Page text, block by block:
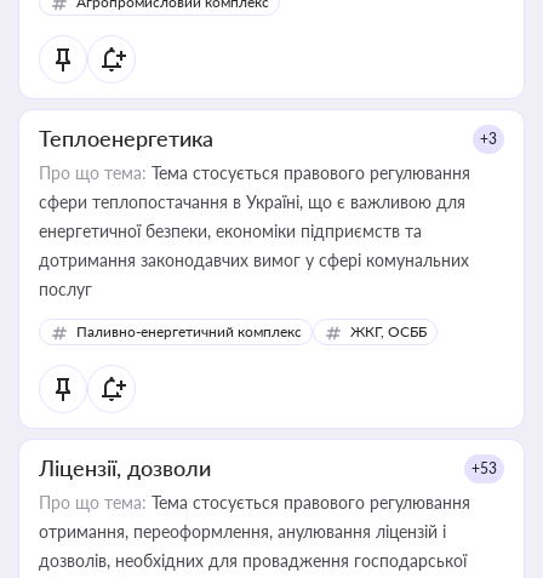
Теплоенергетика +3
Про що тема: Тема стосується правового регулювання
сфери теплопостачання в Україні, що є важливою для
енергетичної безпеки, економіки підприємств та
дотримання законодавчих вимог у сфері комунальних
послуг
Паливно-енергетичний комплекс ЖКГ, ОСББ
Ліцензії, дозволи +53
Про що тема: Тема стосується правового регулювання
отримання, переоформлення, анулювання ліцензій і
дозволів, необхідних для провадження господарської